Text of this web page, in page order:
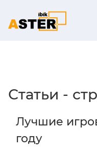
Статьи -
Лучшие
году